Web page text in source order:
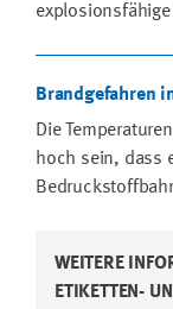
Brandgefahren
Die
hoch sein, dass
WEITERE
ETIKETTEN-